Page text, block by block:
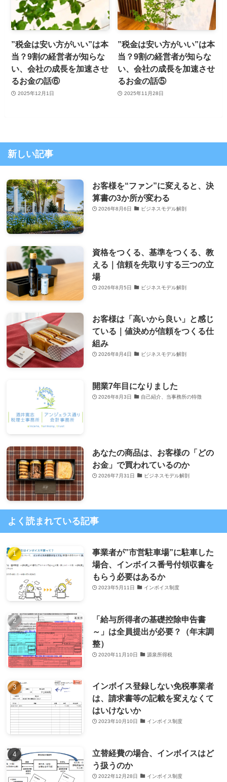
”税金は安い方がいい”は本
当？9割の経営者が知らな
い、会社の成長を加速させ
るお金の話⑥
2025年12月1日
”税金は安い方がいい”は本
当？9割の経営者が知らな
い、会社の成長を加速させ
るお金の話⑤
2025年11月28日
新しい記事
お客様を“ファン”に変えると、決
算書の3か所が変わる
2026年8月6日 ビジネスモデル解剖
資格をつくる、基準をつくる、教
える｜信頼を先取りする三つの立
場
2026年8月5日 ビジネスモデル解剖
お客様は「高いから良い」と感じ
ている｜値決めが信頼をつくる仕
組み
2026年8月4日 ビジネスモデル解剖
開業7年目になりました
2026年8月3日 自己紹介、当事務所の特徴
あなたの商品は、お客様の「どの
お金」で買われているのか
2026年7月31日 ビジネスモデル解剖
よく読まれている記事
事業者が”市営駐車場”に駐車した
場合、インボイス番号付領収書を
もらう必要はあるか
2023年5月11日 インボイス制度
「給与所得者の基礎控除申告書
～」は全員提出が必要？（年末調
整）
2020年11月10日 源泉所得税
インボイス登録しない免税事業者
は、請求書等の記載を変えなくて
はいけないか
2023年10月10日 インボイス制度
立替経費の場合、インボイスはど
う扱うのか
2022年12月28日 インボイス制度